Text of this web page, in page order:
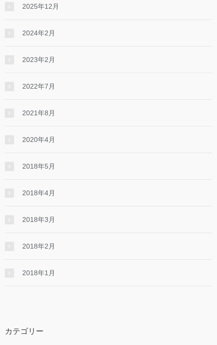
2025年12月
2024年2月
2023年2月
2022年7月
2021年8月
2020年4月
2018年5月
2018年4月
2018年3月
2018年2月
2018年1月
カテゴリー